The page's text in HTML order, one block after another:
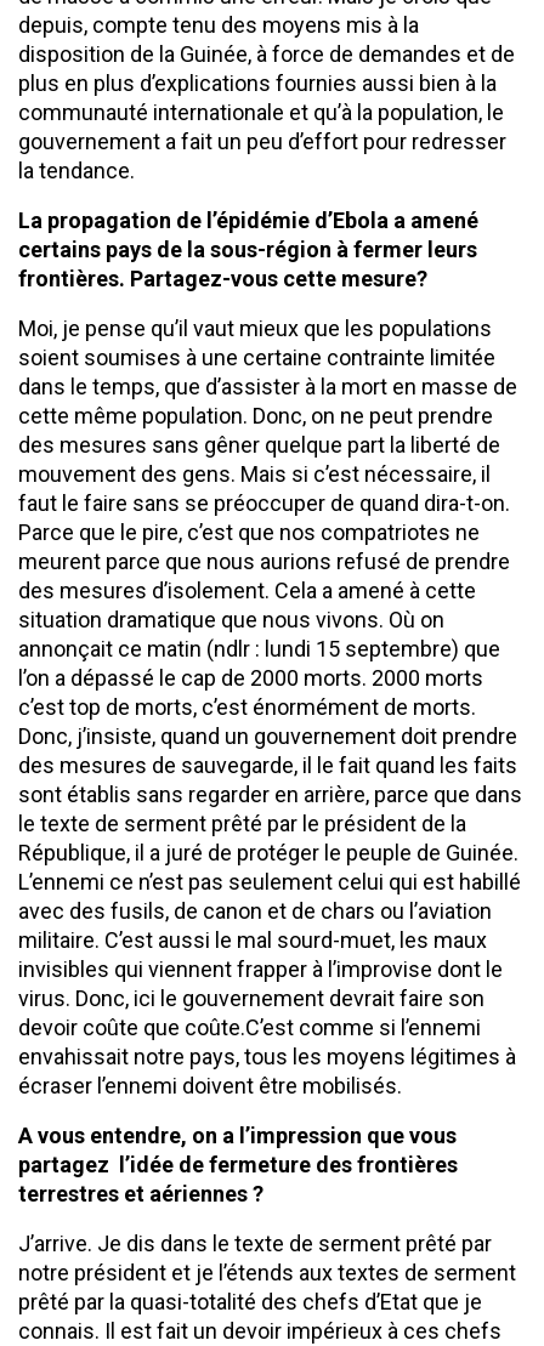
depuis, compte tenu des moyens mis à la
disposition de la Guinée, à force de demandes et de
plus en plus d’explications fournies aussi bien à la
communauté internationale et qu’à la population, le
gouvernement a fait un peu d’effort pour redresser
la tendance.
La propagation de l’épidémie d’Ebola a amené
certains pays de la sous-région à fermer leurs
frontières. Partagez-vous cette mesure?
Moi, je pense qu’il vaut mieux que les populations
soient soumises à une certaine contrainte limitée
dans le temps, que d’assister à la mort en masse de
cette même population. Donc, on ne peut prendre
des mesures sans gêner quelque part la liberté de
mouvement des gens. Mais si c’est nécessaire, il
faut le faire sans se préoccuper de quand dira-t-on.
Parce que le pire, c’est que nos compatriotes ne
meurent parce que nous aurions refusé de prendre
des mesures d’isolement. Cela a amené à cette
situation dramatique que nous vivons. Où on
annonçait ce matin (ndlr : lundi 15 septembre) que
l’on a dépassé le cap de 2000 morts. 2000 morts
c’est top de morts, c’est énormément de morts.
Donc, j’insiste, quand un gouvernement doit prendre
des mesures de sauvegarde, il le fait quand les faits
sont établis sans regarder en arrière, parce que dans
le texte de serment prêté par le président de la
République, il a juré de protéger le peuple de Guinée.
L’ennemi ce n’est pas seulement celui qui est habillé
avec des fusils, de canon et de chars ou l’aviation
militaire. C’est aussi le mal sourd-muet, les maux
invisibles qui viennent frapper à l’improvise dont le
virus. Donc, ici le gouvernement devrait faire son
devoir coûte que coûte.C’est comme si l’ennemi
envahissait notre pays, tous les moyens légitimes à
écraser l’ennemi doivent être mobilisés.
A vous entendre, on a l’impression que vous
partagez l’idée defermeture des frontières
terrestres et aériennes ?
J’arrive. Je dis dans le texte de serment prêté par
notre président et je l’étends aux textes de serment
prêté par la quasi-totalité des chefs d’Etat que je
connais. Il est fait un devoir impérieux à ces chefs